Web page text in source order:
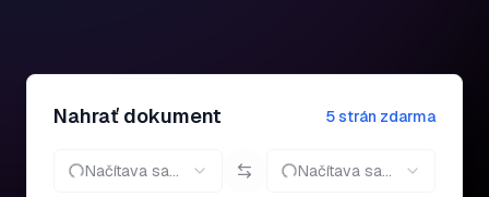
Nahrať dokument 5 strán zdarma
Načítava sa... Načítava sa...